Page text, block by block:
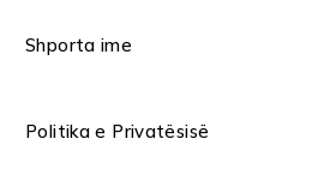
Shporta ime
Politika e Privatësisë